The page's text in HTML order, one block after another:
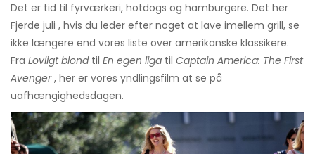
Det er tid til fyrværkeri, hotdogs og hamburgere. Det her
Fjerde juli , hvis du leder efter noget at lave imellem grill, se
ikke længere end vores liste over amerikanske klassikere.
Fra Lovligt blondtil En egen liga til Captain America: The First
Avenger, her er vores yndlingsfilm at se på
uafhængighedsdagen.